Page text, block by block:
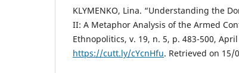
KLYMENKO, Lina. “Understanding the
II: A Metaphor Analysis of the Armed
Ethnopolitics, v. 19, n. 5, p. 483-500,
https://cutt.ly/cYcnHfu. Retrieved on 15/